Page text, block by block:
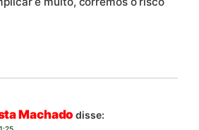
Machado disse: